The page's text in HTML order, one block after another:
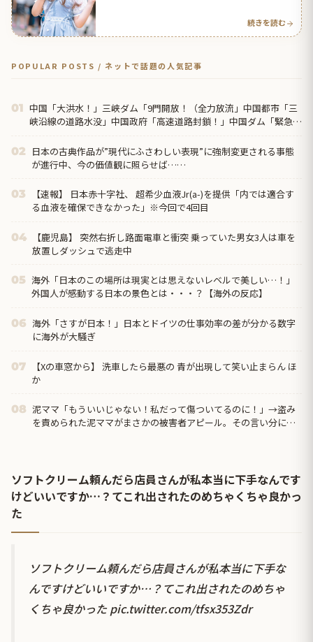
続きを読む
POPULAR POSTS / ネットで話題の人気記事
01 中国「大洪水！」三峡ダム「9門開放！（全力放流」中国都市「三
峡沿線の道路水没」中国政府「高速道路封鎖！」中国ダム「緊急放
02
日本の古典作品が”現代にふさわしい表現”に強制変更される事態
が進行中、今の価値観に照らせば……
03
【速報】 日本赤十字社、 超希少血液Jr(a-)を提供「内では適合す
る血液を確保できなかった」※今回で4回目
04
【鹿児島】 突然右折し路面電車と衝突 乗っていた男女3人は車を
放置しダッシュで逃走中
05 海外「日本のこの場所は現実とは思えないレベルで美しい…！」
外国人が感動する日本の景色とは・・・？【海外の反応】
06 海外「さすが日本！」日本とドイツの仕事効率の差が分かる数字
に海外が大騒ぎ
07
【Xの車窓から】 洗車したら最悪の 青が出現して笑い止まらん ほ
か
08 泥ママ「もういいじゃない！私だって傷ついてるのに！」→盗み
を責められた泥ママがまさかの被害者アピール。その言い分に周
ソフトクリーム頼んだら店員さんが私本当に下手なんです
けどいいですか…？てこれ出されたのめちゃくちゃ良かっ
た
ソフトクリーム頼んだら店員さんが私本当に下手な
んですけどいいですか…？てこれ出されたのめちゃ
くちゃ良かったpic.twitter.com/tfsx353Zdr